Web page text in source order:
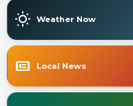
Weather Now
Local News